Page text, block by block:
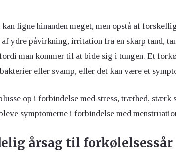
ligne hinanden meget, men opstå af
ydre påvirkning, irritation fra en skarp tand,
man kommer til at bide sig i tungen. Et
eller svamp, eller det kan være et
op i forbindelse med stress, træthed, stærk
symptomerne i forbindelse med
årsag til forkølelsessår